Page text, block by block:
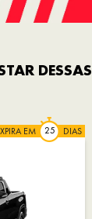
DESSAS
EM DIAS